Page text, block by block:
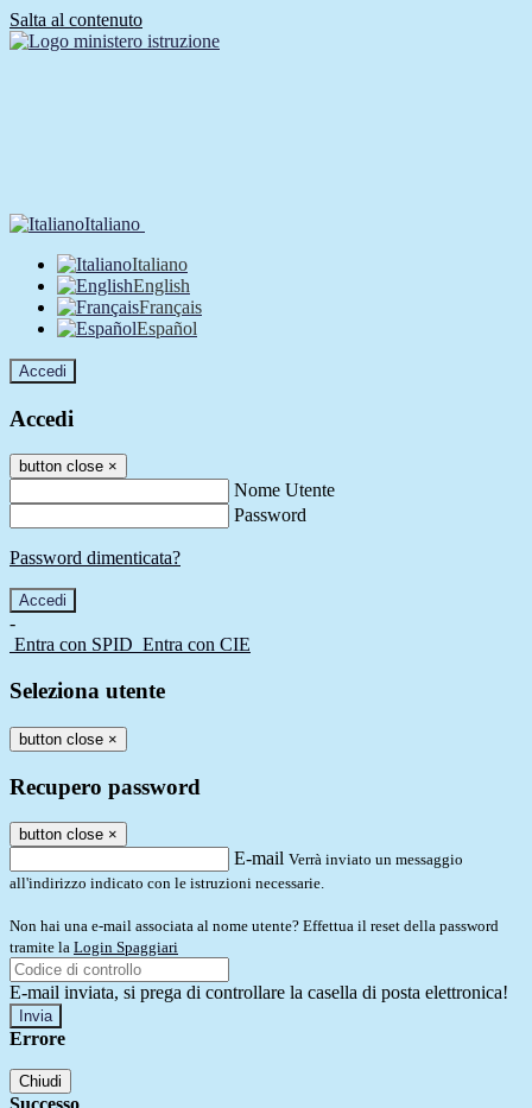
Salta al contenuto
Italiano
Italiano
English
Français
Español
Accedi
Accedi
button close ×
Nome Utente
Password
Password dimenticata?
-
Entra con SPID Entra con CIE
Seleziona utente
button close ×
Recupero password
button close ×
E-mail Verrà inviato un messaggio
all'indirizzo indicato con le istruzioni necessarie.
Non hai una e-mail associata al nome utente? Effettua il reset della password
tramite la Login Spaggiari
E-mail inviata, si prega di controllare la casella di posta elettronica!
Errore
Chiudi